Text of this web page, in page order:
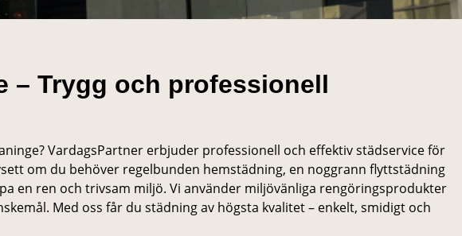
– Trygg och professionell
VardagsPartner erbjuder professionell och effektiv städservice för
om du behöver regelbunden hemstädning, en noggrann flyttstädning
en ren och trivsam miljö. Vi använder miljövänliga rengöringsprodukter
Med oss får du städning av högsta kvalitet – enkelt, smidigt och